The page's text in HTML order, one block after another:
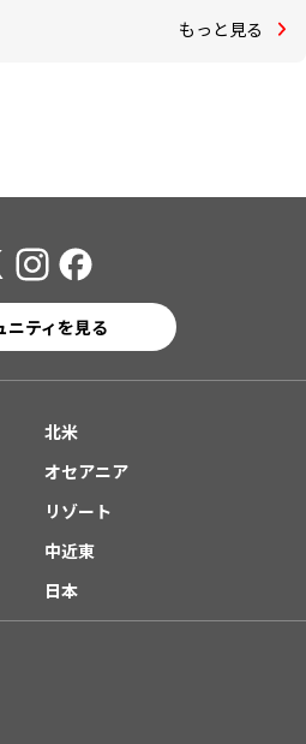
もっと見る
ニティを見る
北米
オセアニア
リゾート
中近東
日本